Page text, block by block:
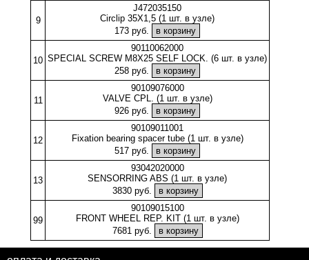
9
J472035150
Circlip 35X1,5 (1 шт. в узле)
173 руб.
10
90110062000
SPECIAL SCREW M8X25 SELF LOCK. (6 шт. в узле)
258 руб.
11
90109076000
VALVE CPL. (1 шт. в узле)
926 руб.
12
90109011001
Fixation bearing spacer tube (1 шт. в узле)
517 руб.
13
93042020000
SENSORRING ABS (1 шт. в узле)
3830 руб.
99
90109015100
FRONT WHEEL REP. KIT (1 шт. в узле)
7681 руб.